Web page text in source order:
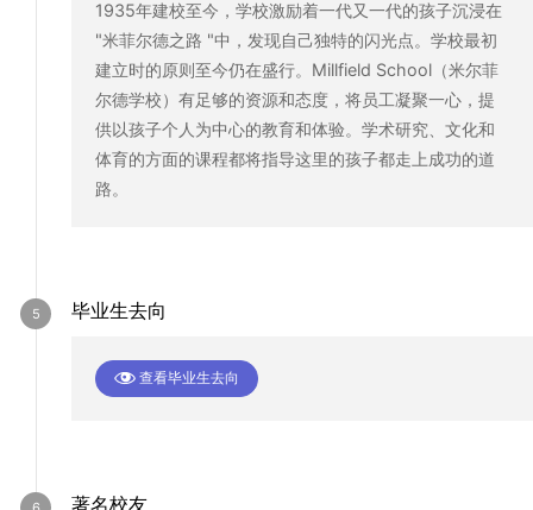
1935年建校至今，学校激励着一代又一代的孩子沉浸在
"米菲尔德之路 "中，发现自己独特的闪光点。学校最初
建立时的原则至今仍在盛行。Millfield School（米尔菲
尔德学校）有足够的资源和态度，将员工凝聚一心，提
供以孩子个人为中心的教育和体验。学术研究、文化和
体育的方面的课程都将指导这里的孩子都走上成功的道
路。
毕业生去向
查看毕业生去向
著名校友